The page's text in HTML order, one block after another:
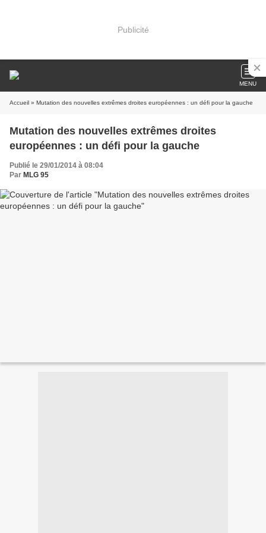
Publicité
MENU
Accueil » Mutation des nouvelles extrêmes droites européennes : un défi pour la gauche
Mutation des nouvelles extrêmes droites
européennes : un défi pour la gauche
Publié le 29/01/2014 à 08:04
Par MLG 95